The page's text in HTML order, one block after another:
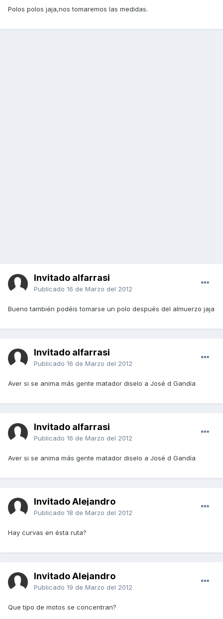
Polos polos jaja,nos tomaremos las medidas.
Invitado alfarrasi
Publicado 16 de Marzo del 2012
Bueno también podéis tomarse un polo después del almuerzo jaja
Invitado alfarrasi
Publicado 16 de Marzo del 2012
Aver si se anima más gente matador diselo a José d Gandía
Invitado alfarrasi
Publicado 16 de Marzo del 2012
Aver si se anima más gente matador diselo a José d Gandía
Invitado Alejandro
Publicado 18 de Marzo del 2012
Hay curvas en ésta ruta?
Invitado Alejandro
Publicado 19 de Marzo del 2012
Que tipo de motos se concentran?